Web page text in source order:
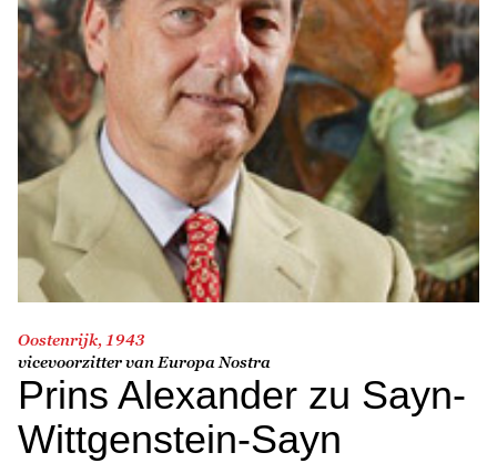
Oostenrijk, 1943
vicevoorzitter van Europa Nostra
Prins Alexander zu Sayn-
Wittgenstein-Sayn